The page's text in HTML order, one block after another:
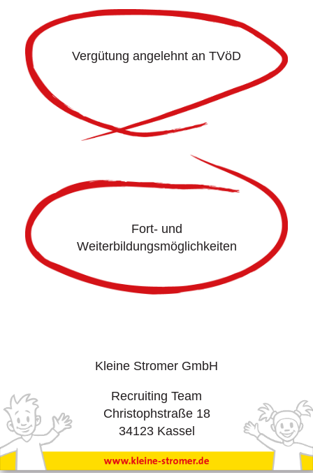
Vergütung angelehnt an TVöD
Fort- und
Weiterbildungsmöglichkeiten
Kleine Stromer GmbH
Recruiting Team
Christophstraße 18
34123 Kassel